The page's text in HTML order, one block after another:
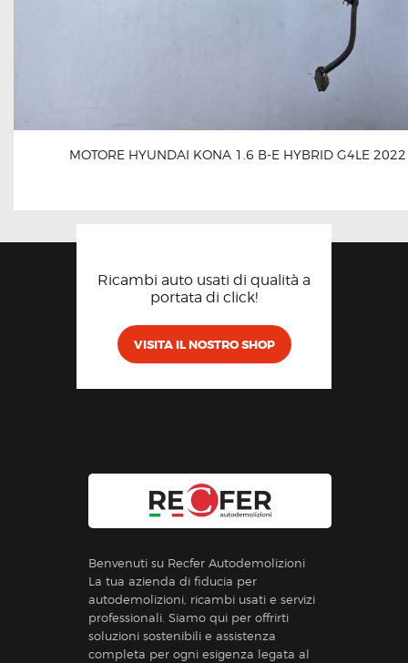
MOTORE HYUNDAI KONA 1.6 B-E HYBRID G4LE
Ricambi auto usati di qualità a
portata di click!
VISITA IL NOSTRO SHOP
Benvenuti su Recfer Autodemolizioni
La tua azienda di fiducia per
autodemolizioni, ricambi usati e servizi
professionali. Siamo qui per offrirti
soluzioni sostenibili e assistenza
completa per ogni esigenza legata al